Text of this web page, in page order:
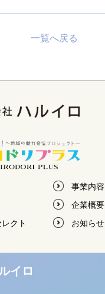
一覧へ戻る
事業内容
企業概要
クト
お知らせ
イロ